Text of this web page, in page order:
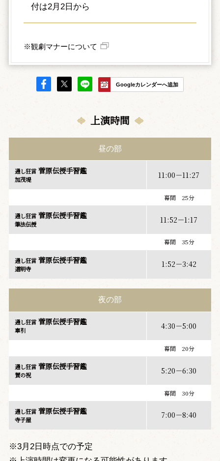
付は2月2日から
※観劇マナーについて
Googleカレンダーへ追加
上演時間
昼の部
通し狂言菅原伝授手習鑑
加茂堤 11:00－11:27
幕間 25分
通し狂言菅原伝授手習鑑
筆法伝授 11:52－1:17
幕間 35分
通し狂言菅原伝授手習鑑
道明寺 1:52－3:42
夜の部
通し狂言菅原伝授手習鑑
車引 4:30－5:00
幕間 20分
通し狂言菅原伝授手習鑑
賀の祝 5:20－6:30
幕間 30分
通し狂言菅原伝授手習鑑
寺子屋 7:00－8:40
※3月2日時点での予定